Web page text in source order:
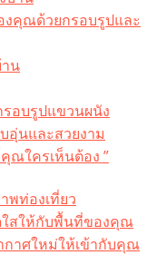
คุณด้วยกรอบรูปและ
น
อบรูปแขวนผนัง
อุ่นและสวยงาม
ณใครเห็นต้อง ”
พท่องเที่ยว
ใสให้กับพื้นที่ของคุณ
กาศใหม่ให้เข้ากับคุณ